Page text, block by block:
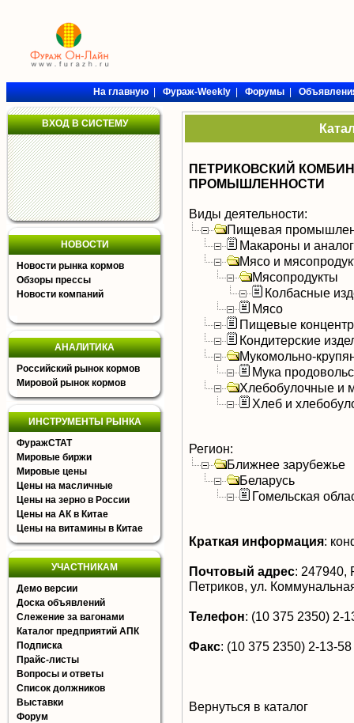
На главную|Фураж-Weekly|Форумы|
ВХОД В СИСТЕМУ
НОВОСТИ
Новости рынка кормов
Обзоры прессы
Новости компаний
АНАЛИТИКА
Российский рынок кормов
Мировой рынок кормов
ИНСТРУМЕНТЫ РЫНКА
ФуражСТАТ
Мировые биржи
Мировые цены
Цены на масличные
Цены на зерно в России
Цены на АК в Китае
Цены на витамины в Китае
УЧАСТНИКАМ
Демо версии
Доска объявлений
Слежение за вагонами
Каталог предприятий АПК
Подписка
Прайс-листы
Вопросы и ответы
Список должников
Выставки
Форум
ПЕТРИКОВСКИЙ
ПРОМЫШЛЕННОСТИ
Виды деятельности:
Пищевая
Макароны и
Мясо и
Мясопродукты
Колбасные
Мясо
Пищевые
Кондитерские
Мукомольно-
Мука
Хлебобулочные и
Хлеб и
Регион:
Ближнее зарубежье
Беларусь
Гомельская
Краткая информация:
Почтовый адрес: 247940,
Петриков, ул.
Телефон: (10 375 2350) 2-
Факс: (10 375 2350) 2-13-58
Вернуться в каталог